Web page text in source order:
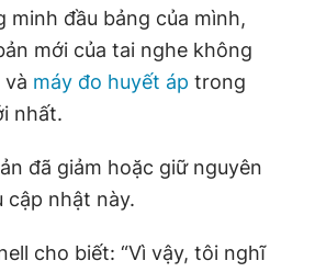
minh đầu bảng của mình,
mới của tai nghe không
và máy đo huyết áp trong
nhất.
đã giảm hoặc giữ nguyên
cập nhật này.
cho biết: “Vì vậy, tôi nghĩ